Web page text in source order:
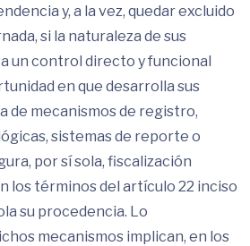
y, a la vez, quedar excluido
si la naturaleza de sus
un control directo y funcional
en que desarrolla sus
de mecanismos de registro,
sistemas de reporte o
por sí sola, fiscalización
los términos del artículo 22 inciso
su procedencia. Lo
mecanismos implican, en los